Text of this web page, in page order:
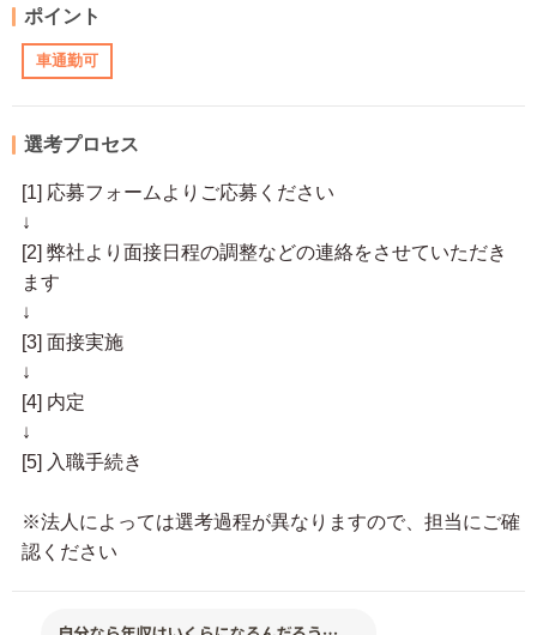
ポイント
車通勤可
選考プロセス
[1] 応募フォームよりご応募ください
↓
[2] 弊社より面接日程の調整などの連絡をさせていただき
ます
↓
[3] 面接実施
↓
[4] 内定
↓
[5] 入職手続き
※法人によっては選考過程が異なりますので、担当にご確
認ください